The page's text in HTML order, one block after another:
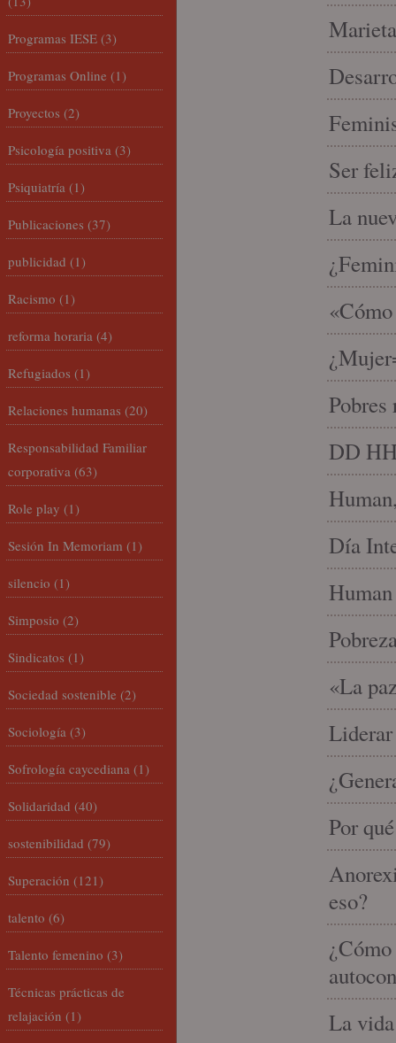
Ser
La
DD
Día
«La
Liderar
Por
eso?
La
Programas IESE (3)
Programas Online (1)
Proyectos (2)
Psicología positiva (3)
Psiquiatría (1)
Publicaciones (37)
publicidad (1)
Racismo (1)
reforma horaria (4)
Refugiados (1)
Relaciones humanas (20)
Responsabilidad Familiar
corporativa (63)
Role play (1)
Sesión In Memoriam (1)
silencio (1)
Simposio (2)
Sindicatos (1)
Sociedad sostenible (2)
Sociología (3)
Sofrología caycediana (1)
Solidaridad (40)
sostenibilidad (79)
Superación (121)
talento (6)
Talento femenino (3)
Técnicas prácticas de
relajación (1)